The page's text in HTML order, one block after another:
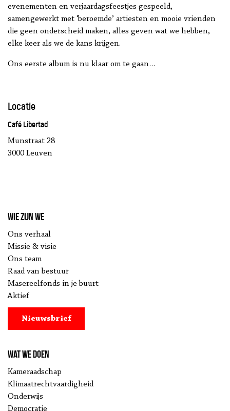
evenementen en verjaardagsfeestjes gespeeld,
samengewerkt met ‘beroemde’ artiesten en mooie vrienden
die geen onderscheid maken, alles geven wat we hebben,
elke keer als we de kans krijgen.
Ons eerste album is nu klaar om te gaan…
Locatie
Café Libertad
Munstraat 28
3000 Leuven
Wie zijn we
Ons verhaal
Missie & visie
Ons team
Raad van bestuur
Masereelfonds in je buurt
Aktief
Nieuwsbrief
Wat we doen
Kameraadschap
Klimaatrechtvaardigheid
Onderwijs
Democratie